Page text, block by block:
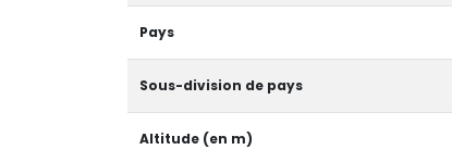
Pays
Sous-division de pays
Altitude (en m)